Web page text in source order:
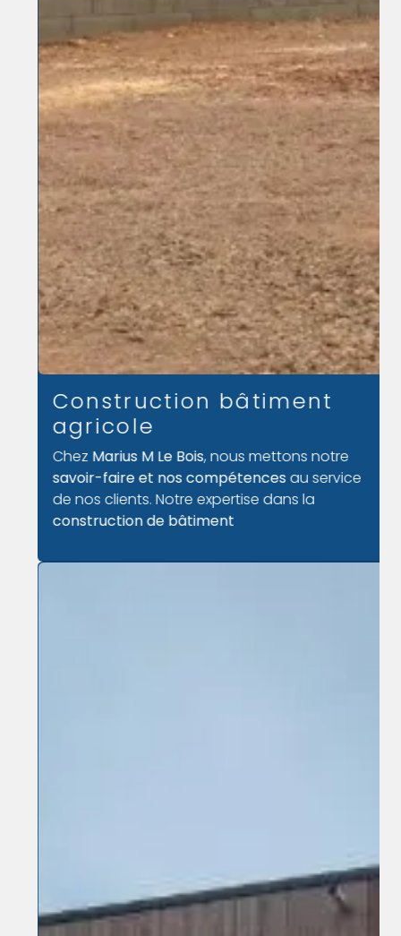
Construction bâtiment
agricole
ChezMarius M Le Bois, nous mettons notre
savoir-faire et nos compétencesau service
de nos clients. Notre expertise dans la
construction de bâtiment